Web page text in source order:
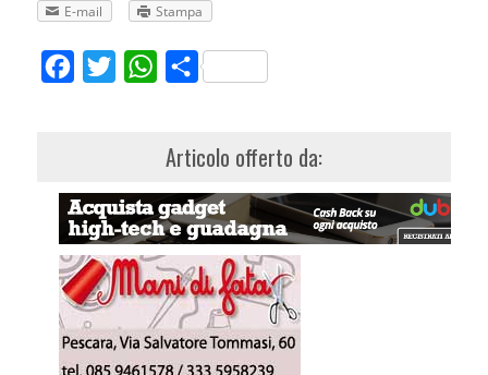
E-mail
Stampa
FacebookTwitterWhatsApp
Share
Articolo offerto da: